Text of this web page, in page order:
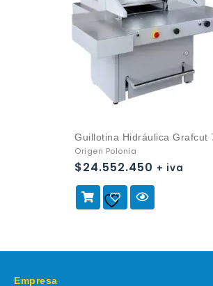
Guillotina Hidráulica Grafcut
Origen Polonia
$24.552.450 + iva
Empresa